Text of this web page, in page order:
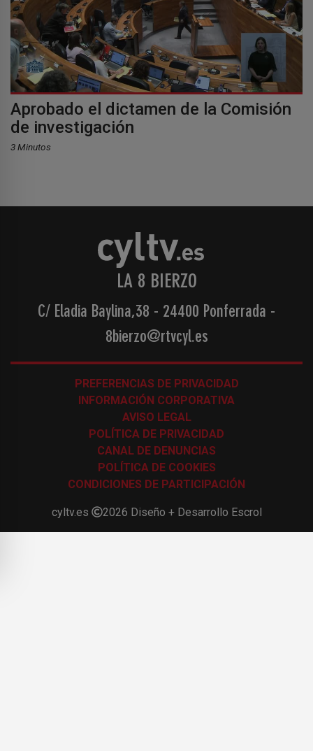
Aprobado el dictamen de la Comisión
de investigación
3 Minutos
LA 8 BIERZO
C/ Eladia Baylina,38 - 24400 Ponferrada -
8bierzo@rtvcyl.es
PREFERENCIAS DE PRIVACIDAD
INFORMACIÓN CORPORATIVA
AVISO LEGAL
POLÍTICA DE PRIVACIDAD
CANAL DE DENUNCIAS
POLÍTICA DE COOKIES
CONDICIONES DE PARTICIPACIÓN
cyltv.es 2026 Diseño + Desarrollo Escrol